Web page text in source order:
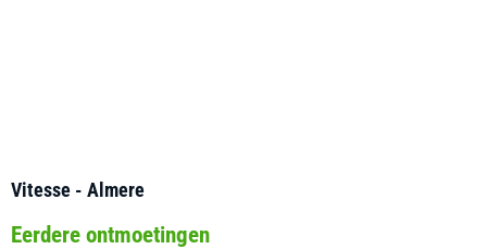
Vitesse - Almere
Eerdere ontmoetingen